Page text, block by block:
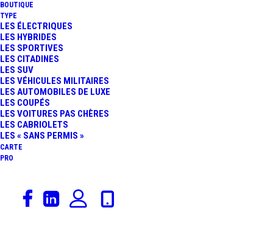
BOUTIQUE
TYPE
LES ÉLECTRIQUES
LES HYBRIDES
LES SPORTIVES
LES CITADINES
LES SUV
LES VÉHICULES MILITAIRES
LES AUTOMOBILES DE LUXE
LES COUPÉS
LES VOITURES PAS CHÈRES
LES CABRIOLETS
LES « SANS PERMIS »
CARTE
PRO
Le Rétromobile 2024 ouvre ses portes
au public demain, le 31 janvier,